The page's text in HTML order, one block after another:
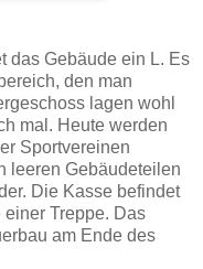
das Gebäude ein L. Es
den man
lagen wohl
mal. Heute werden
Sportvereinen
leeren Gebäudeteilen
Die Kasse befindet
Treppe. Das
am Ende des